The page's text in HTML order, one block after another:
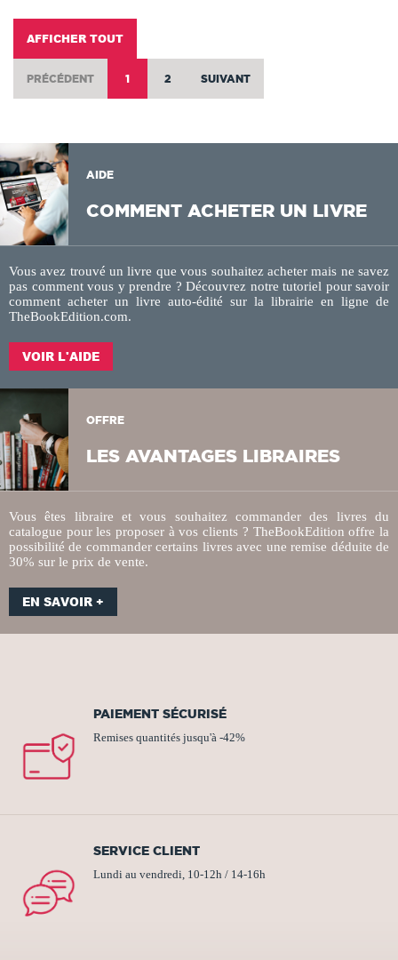
AFFICHER TOUT
PRÉCÉDENT 1 2 SUIVANT
AIDE
COMMENT ACHETER UN LIVRE
Vous avez trouvé un livre que vous souhaitez acheter mais ne savez
pas comment vous y prendre ? Découvrez notre tutoriel pour savoir
comment acheter un livre auto-édité sur la librairie en ligne de
TheBookEdition.com.
VOIR L'AIDE
OFFRE
LES AVANTAGES LIBRAIRES
Vous êtes libraire et vous souhaitez commander des livres du
catalogue pour les proposer à vos clients ? TheBookEdition offre la
possibilité de commander certains livres avec une remise déduite de
30% sur le prix de vente.
EN SAVOIR +
PAIEMENT SÉCURISÉ
Remises quantités jusqu'à -42%
SERVICE CLIENT
Lundi au vendredi, 10-12h / 14-16h